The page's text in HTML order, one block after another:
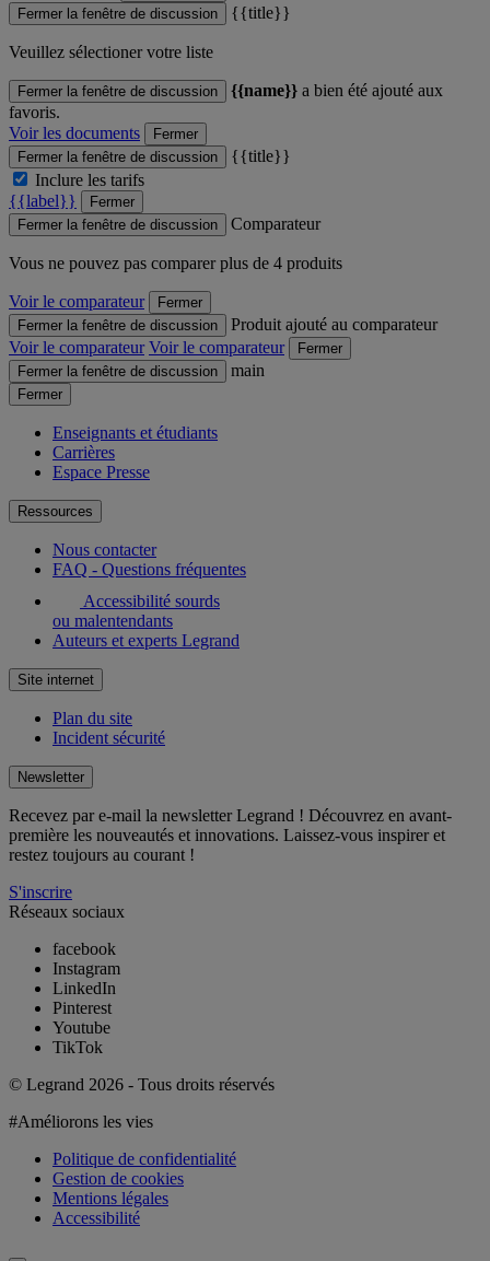
Fermer la fenêtre de discussion
{{title}}
Veuillez sélectioner votre liste
Fermer la fenêtre de discussion {{name}} a bien été ajouté aux
favoris.
Voir les documents
Fermer
Fermer la fenêtre de discussion
{{title}}
Inclure les tarifs
{{label}}
Fermer
Fermer la fenêtre de discussion
Comparateur
Vous ne pouvez pas comparer plus de 4 produits
Voir le comparateur
Fermer
Fermer la fenêtre de discussion
Produit ajouté au comparateur
Voir le comparateur Voir le comparateur
Fermer
Fermer la fenêtre de discussion
main
Fermer
Enseignants et étudiants
Carrières
Espace Presse
Ressources
Nous contacter
FAQ - Questions fréquentes
Accessibilité sourds
ou malentendants
Auteurs et experts Legrand
Site internet
Plan du site
Incident sécurité
Newsletter
Recevez par e-mail la newsletter Legrand ! Découvrez en avant-
première les nouveautés et innovations. Laissez-vous inspirer et
restez toujours au courant !
S'inscrire
Réseaux sociaux
facebook
Instagram
LinkedIn
Pinterest
Youtube
TikTok
© Legrand 2026 - Tous droits réservés
#Améliorons les vies
Politique de confidentialité
Gestion de cookies
Mentions légales
Accessibilité